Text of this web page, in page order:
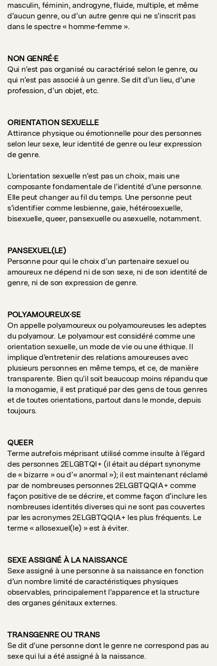
masculin, féminin, androgyne, fluide, multiple, et même
d’aucun genre, ou d’un autre genre qui ne s’inscrit pas
dans le spectre « homme-femme ».
NON GENRÉ·E
Qui n’est pas organisé ou caractérisé selon le genre, ou
qui n’est pas associé à un genre. Se dit d’un lieu, d’une
profession, d’un objet, etc.
ORIENTATION SEXUELLE
Attirance physique ou émotionnelle pour des personnes
selon leur sexe, leur identité de genre ou leur expression
de genre.
L’orientation sexuelle n’est pas un choix, mais une
composante fondamentale de l’identité d’une personne.
Elle peut changer au fil du temps. Une personne peut
s’identifier comme lesbienne, gaie, hétérosexuelle,
bisexuelle, queer, pansexuelle ou asexuelle, notamment.
PANSEXUEL(LE)
Personne pour qui le choix d’un partenaire sexuel ou
amoureux ne dépend ni de son sexe, ni de son identité de
genre, ni de son expression de genre.
POLYAMOUREUX·SE
On appelle polyamoureux ou polyamoureuses les adeptes
du polyamour. Le polyamour est considéré comme une
orientation sexuelle, un mode de vie ou une éthique. Il
implique d’entretenir des relations amoureuses avec
plusieurs personnes en même temps, et ce, de manière
transparente. Bien qu’il soit beaucoup moins répandu que
la monogamie, il est pratiqué par des gens de tous genres
et de toutes orientations, partout dans le monde, depuis
toujours.
QUEER
Terme autrefois méprisant utilisé comme insulte à l’égard
des personnes 2ELGBTQI+ (il était au départ synonyme
de « bizarre » ou d’« anormal »); il est maintenant réclamé
par de nombreuses personnes 2ELGBTQQIA+ comme
façon positive de se décrire, et comme façon d’inclure les
nombreuses identités diverses qui ne sont pas couvertes
par les acronymes 2ELGBTQQIA+ les plus fréquents. Le
terme « allosexuel(le) » est à éviter.
SEXE ASSIGNÉ À LA NAISSANCE
Sexe assigné à une personne à sa naissance en fonction
d’un nombre limité de caractéristiques physiques
observables, principalement l’apparence et la structure
des organes génitaux externes.
TRANSGENRE OU TRANS
Se dit d’une personne dont le genre ne correspond pas au
sexe qui lui a été assigné à la naissance.